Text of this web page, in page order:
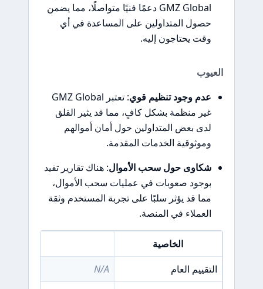
GMZ Global دعمًا فنيًا متواصلًا، مما يضمن
حصول المتداولين على المساعدة في أي
وقت يحتاجون إليه.
العيوب
عدم وجود تنظيم قوي
: تعتبر GMZ Global
غير منظمة بشكل كافٍ، مما قد يثير القلق
لدى بعض المتداولين حول أمان أموالهم
وموثوقية الخدمات المقدمة.
شكاوى حول سحب الأموال: هناك تقارير تفيد
بوجود صعوبات في عمليات سحب الأموال،
مما قد يؤثر سلبًا على تجربة المستخدم وثقة
العملاء في المنصة.
الخاصية
التقييم العام
N/A